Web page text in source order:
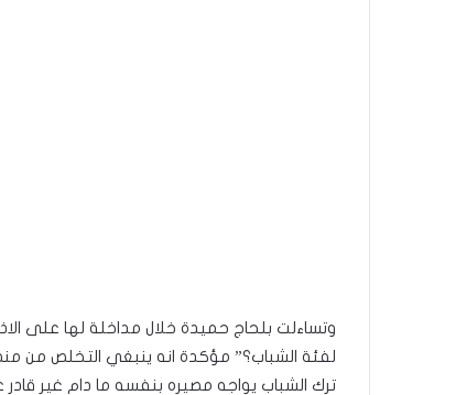
لفئة الشباب؟” مؤكدة انه ينبغي التخلص من
ترك الشباب يواجه مصيره بنفسه ما دام غير